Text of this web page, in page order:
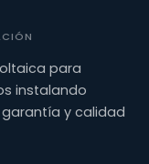
para
instalando
y calidad